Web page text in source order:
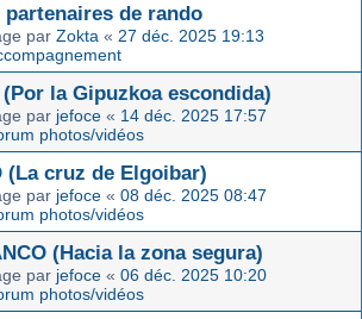
partenaires de rando
par Zokta « 27 déc. 2025 19:13
(Por la Gipuzkoa escondida)
par jefoce « 14 déc. 2025 17:57
photos/vidéos
(La cruz de Elgoibar)
par jefoce « 08 déc. 2025 08:47
photos/vidéos
(Hacia la zona segura)
par jefoce « 06 déc. 2025 10:20
photos/vidéos